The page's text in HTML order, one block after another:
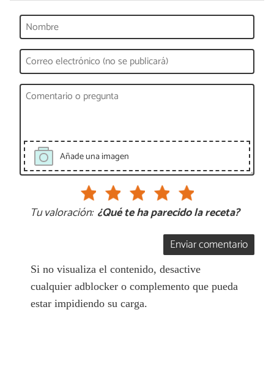
Añade una imagen
Tu valoración: ¿Qué te ha parecido la receta?
Enviar comentario
Si no visualiza el contenido, desactive
cualquier adblocker o complemento que pueda
estar impidiendo su carga.